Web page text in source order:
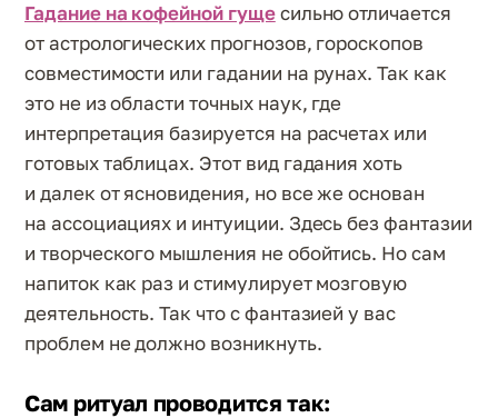
Гадание на кофейной гущесильно отличается
от астрологических прогнозов, гороскопов
совместимости или гадании на рунах. Так как
это не из области точных наук, где
интерпретация базируется на расчетах или
готовых таблицах. Этот вид гадания хоть
и далек от ясновидения, но все же основан
на ассоциациях и интуиции. Здесь без фантазии
и творческого мышления не обойтись. Но сам
напиток как раз и стимулирует мозговую
деятельность. Так что с фантазией у вас
проблем не должно возникнуть.
Сам ритуал проводится так: